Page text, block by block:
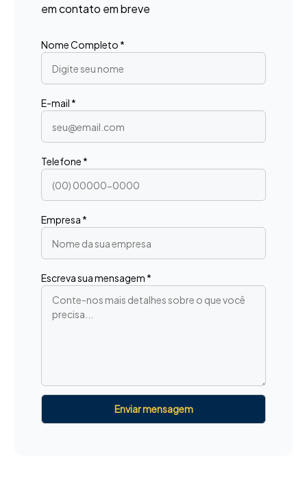
em contato em breve
Nome Completo *
E-mail *
Telefone *
Empresa *
Escreva sua mensagem *